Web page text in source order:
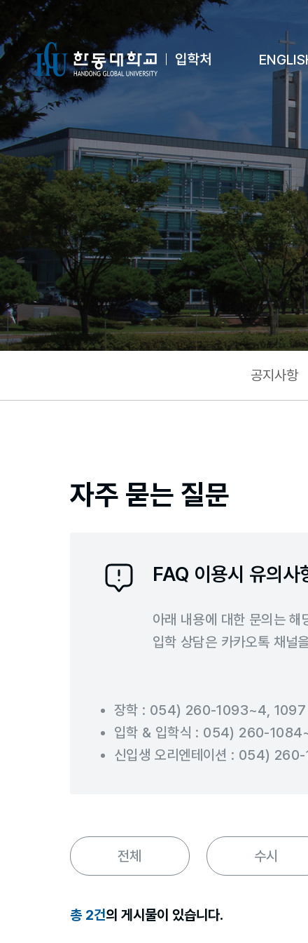
공지사항
자주 묻는 질문
FAQ 이용시 유의사
아래 내용에 대한 문의는 해
입학 상담은 카카오톡 채널
장학 : 054) 260-1093~4, 1097
입학 & 입학식 : 054) 260-
신입생 오리엔테이션 : 054)
전체 수시
총 2건의 게시물이 있습니다.